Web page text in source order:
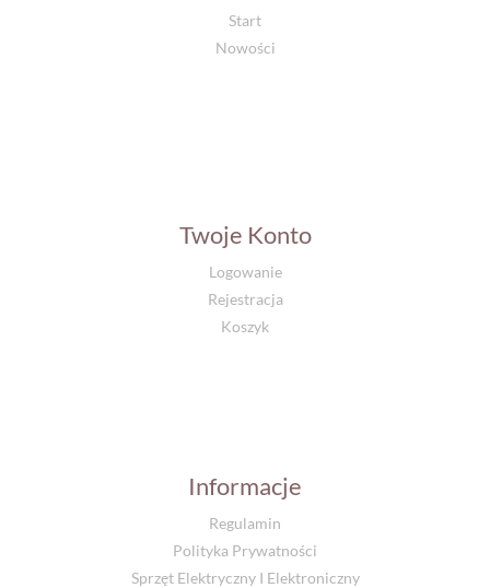
Start
Nowości
Twoje Konto
Logowanie
Rejestracja
Koszyk
Informacje
Regulamin
Polityka Prywatności
Sprzęt Elektryczny I Elektroniczny